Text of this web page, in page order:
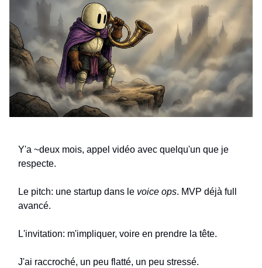
Y'a ~deux mois, appel vidéo avec quelqu'un que je
respecte.
Le pitch: une startup dans le voice ops. MVP déjà full
avancé.
L'invitation: m'impliquer, voire en prendre la tête.
J'ai raccroché, un peu flatté, un peu stressé.